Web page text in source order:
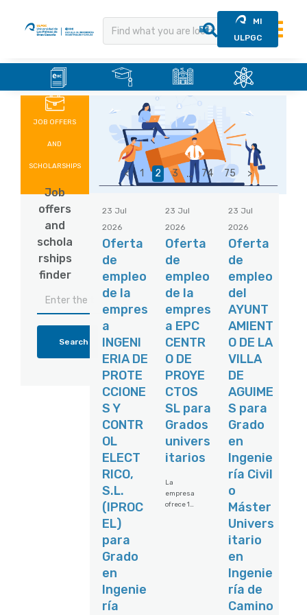
MI
ULPGC
JOB OFFERS
AND
SCHOLARSHIPS
Job
offers
and
schola
rships
finder
< 1 2 3 … 74 75 >
23 Jul
2026
Oferta
de
empleo
de la
empres
a
INGENI
ERIA DE
PROTE
CCIONE
S Y
CONTR
OL
ELECT
RICO,
S.L.
(IPROC
EL)
para
Grado
en
Ingenie
ría
23 Jul
2026
Oferta
de
empleo
de la
empres
a EPC
CENTR
O DE
PROYE
CTOS
SL para
Grados
univers
itarios
La
empresa
ofrece 1
23 Jul
2026
Oferta
de
empleo
del
AYUNT
AMIENT
O DE LA
VILLA
DE
AGUIME
S para
Grado
en
Ingenie
ría Civil
o
Máster
Univers
itario
en
Ingenie
ría de
Camino